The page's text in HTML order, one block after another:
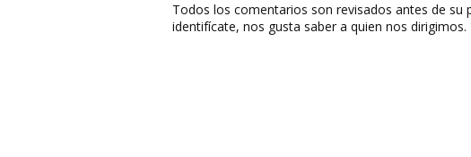
Todos los comentarios son revisados antes de su
identifícate, nos gusta saber a quien nos dirigimos.